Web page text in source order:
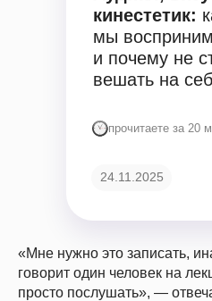
прочитаете за 20
24.11.2025
кинестетик:
мы
и почему не
вешать на
«Мне нужно это записать,
говорит один человек на
просто послушать», —